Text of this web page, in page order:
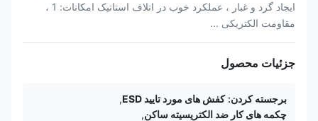
ایجاد گرد و غبار ، عملکرد خوب در اتلاف استاتیک امکانات: 1 ،
مقاومت الکتریکی ...
جزئیات محصول
برجسته کردن: کفش های مورد تایید ESD
,
چکمه های کار ضد الکتریسیته ساکن,